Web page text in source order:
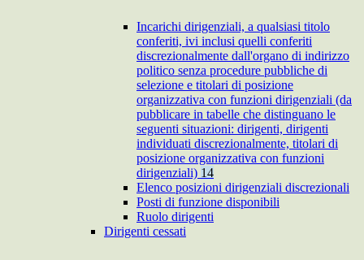
Incarichi dirigenziali, a qualsiasi titolo
conferiti, ivi inclusi quelli conferiti
discrezionalmente dall'organo di indirizzo
politico senza procedure pubbliche di
selezione e titolari di posizione
organizzativa con funzioni dirigenziali (da
pubblicare in tabelle che distinguano le
seguenti situazioni: dirigenti, dirigenti
individuati discrezionalmente, titolari di
posizione organizzativa con funzioni
dirigenziali) 14
Elenco posizioni dirigenziali discrezionali
Posti di funzione disponibili
Ruolo dirigenti
Dirigenti cessati